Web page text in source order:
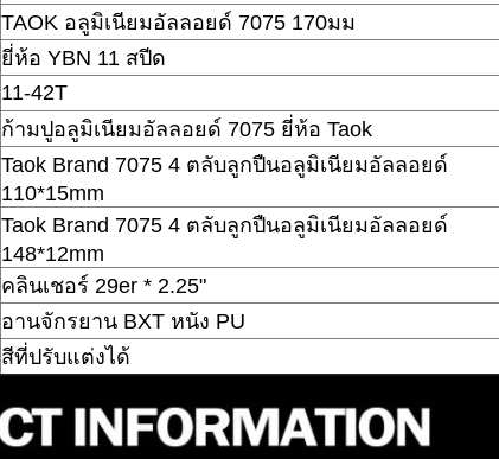
TAOK อลูมิเนียมอัลลอยด์ 7075 170มม
ยี่ห้อ YBN 11 สปีด
11-42T
ก้ามปูอลูมิเนียมอัลลอยด์ 7075 ยี่ห้อ Taok
Taok Brand 7075 4 ตลับลูกปืนอลูมิเนียมอัลลอยด์
110*15mm
Taok Brand 7075 4 ตลับลูกปืนอลูมิเนียมอัลลอยด์
148*12mm
คลินเชอร์ 29er * 2.25"
อานจักรยาน BXT หนัง PU
สีที่ปรับแต่งได้